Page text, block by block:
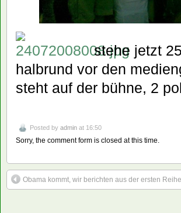
stehe jetzt
halbrund vor den
steht auf der bühne, 2
Posted by admin at 16:50
Sorry, the comment form is closed at this time.
Obama kommt, wir berichten aus der ersten Reihe